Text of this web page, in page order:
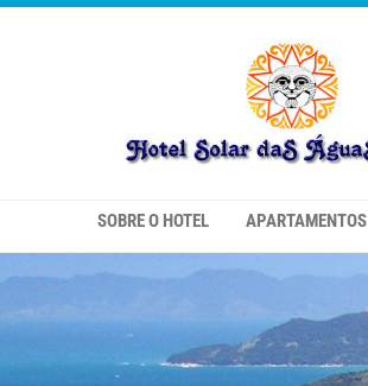
SOBRE O HOTEL APARTAMENTOS